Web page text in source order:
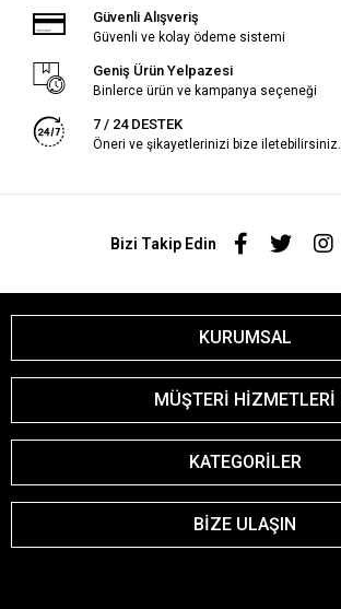
Güvenli Alışveriş
Güvenli ve kolay ödeme sistemi
Geniş Ürün Yelpazesi
Binlerce ürün ve kampanya seçeneği
7 / 24 DESTEK
Öneri ve şikayetlerinizi bize iletebilirsiniz.
Bizi Takip Edin
KURUMSAL
MÜŞTERİ HİZMETLERİ
KATEGORİLER
BİZE ULAŞIN